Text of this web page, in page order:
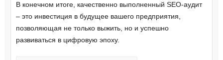
В конечном итоге, качественно выполненный SEO-аудит
– это инвестиция в будущее вашего предприятия,
позволяющая не только выжить, но и успешно
развиваться в цифровую эпоху.